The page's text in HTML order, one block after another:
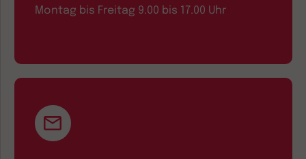
Montag bis Freitag 9.00 bis 17.00 Uhr